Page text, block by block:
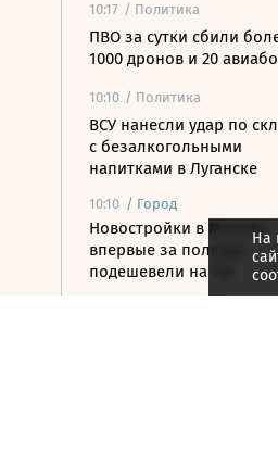
10:17 / Политика
ПВО за сутки сбили
1000 дронов и 20
10:10 / Политика
ВСУ нанесли удар по
с безалкогольными
напитками в Луганске
10:10 / Город
Новостройки в Москве
впервые за полгода
подешевели на 1%
На